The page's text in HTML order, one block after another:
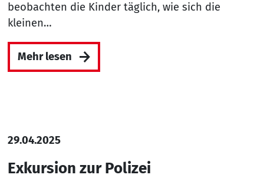
beobachten die Kinder täglich, wie sich die
kleinen…
Mehr lesen
29.04.2025
Exkursion zur Polizei